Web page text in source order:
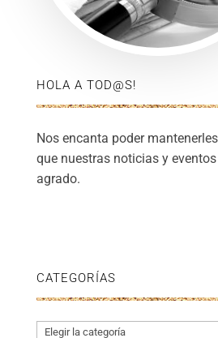
HOLA A TOD@S!
Nos encanta poder
que nuestras noticias y
agrado.
CATEGORÍAS
Categorías